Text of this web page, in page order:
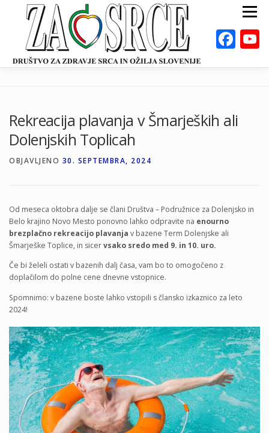
Preskoči
Meni
DEJAVNOSTI ODKLOP-I VAROVALNA ŽIVILA
O NAS DOGODKI
Rekreacija plavanja v Šmarjeških ali
Dolenjskih Toplicah
OBJAVLJENO 30. SEPTEMBRA, 2024
Od meseca oktobra dalje se člani Društva – Podružnice za Dolenjsko in
Belo krajino Novo Mesto ponovno lahko odpravite na enourno
brezplačno rekreacijo plavanja v bazene Term Dolenjske ali
Šmarješke Toplice, in sicervsako sredo med 9. in 10. uro.
Če bi želeli ostati v bazenih dalj časa, vam bo to omogočeno z
doplačilom do polne cene dnevne vstopnice.
Spomnimo: v bazene boste lahko vstopili s člansko izkaznico za leto
2024!